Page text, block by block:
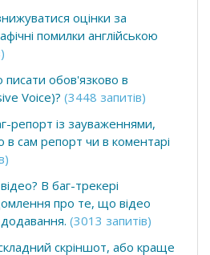
оцінки за
помилки англійською
обов'язково в
Voice)? (3448 запитів)
репорт із зауваженнями,
в сам репорт чи в коментарі
В баг-трекері
про те, що відео
(3013 запитів)
скріншот, або краще